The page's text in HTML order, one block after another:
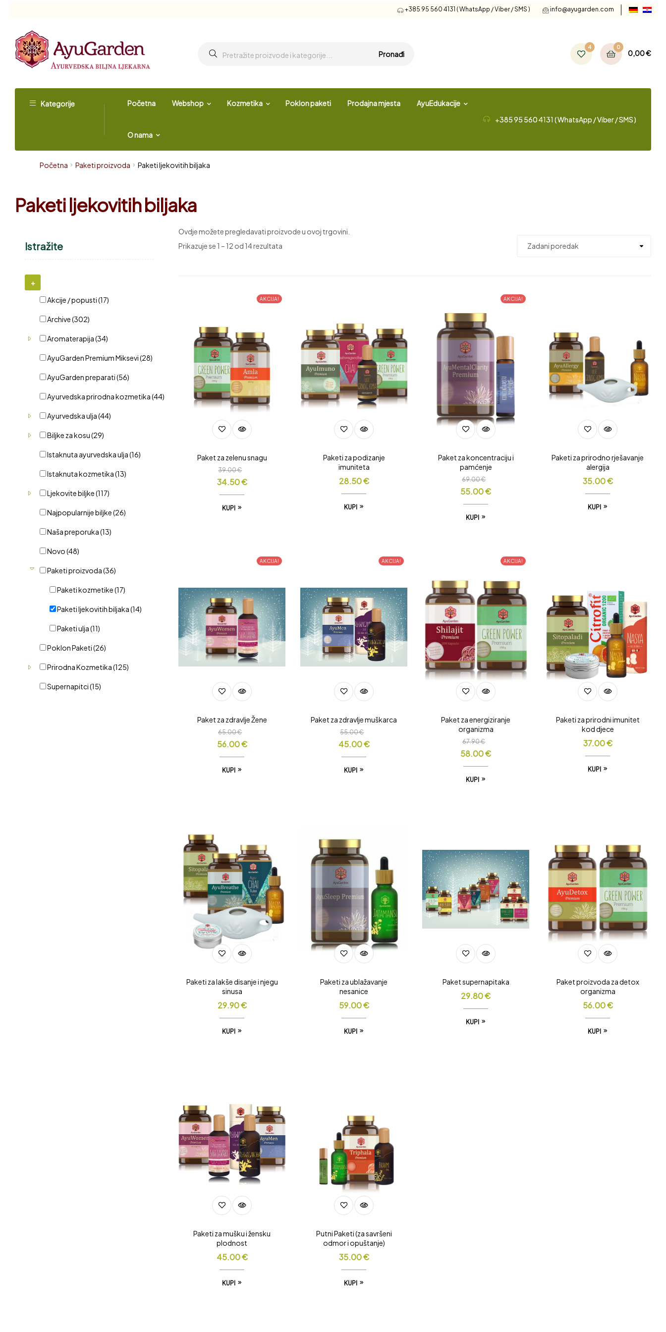
+385 95 560 4131 ( WhatsApp / Viber / SMS ) info@ayugarden.com
Pronađi
4 0
0,00€
Kategorije Početna Webshop Kozmetika Poklon paketi Prodajna mjesta AyuEdukacije
O nama
+385 95 560 4131 ( WhatsApp / Viber / SMS )
Početna Paketi proizvoda Paketi ljekovitih biljaka
Paketi ljekovitih biljaka
Ovdje možete pregledavati proizvode u ovoj trgovini.
Prikazuje se 1 – 12 od 14 rezultata
AKCIJA!
Paket za zelenu snagu
39.00€
34.50€
KUPI
Paketi za podizanje
imuniteta
28.50€
KUPI
AKCIJA!
Paket za koncentraciju i
pamćenje
69.00€
55.00€
KUPI
Paketi za prirodno rješavanje
alergija
35.00€
KUPI
AKCIJA!
Paket za zdravlje Žene
65.00€
56.00€
KUPI
AKCIJA!
Paket za zdravlje muškarca
55.00€
45.00€
KUPI
AKCIJA!
Paket za energiziranje
organizma
67.90€
58.00€
KUPI
Paketi za prirodni imunitet
kod djece
37.00€
KUPI
Paketi za lakše disanje i njegu
sinusa
29.90€
KUPI
Paketi za ublažavanje
nesanice
59.00€
KUPI
Paket supernapitaka
29.80€
KUPI
Paket proizvoda za detox
organizma
56.00€
KUPI
Paketi za mušku i žensku
plodnost
45.00€
KUPI
Putni Paketi (za savršeni
odmor i opuštanje)
35.00€
KUPI
Istražite
+
Akcije / popusti(17)
Archive(302)
Aromaterapija(34)
AyuGarden Premium Miksevi(28)
AyuGarden preparati(56)
Ayurvedska prirodna kozmetika(44)
Ayurvedska ulja(44)
Biljke za kosu(29)
Istaknuta ayurvedska ulja(16)
Istaknuta kozmetika(13)
Ljekovite biljke(117)
Najpopularnije biljke(26)
Naša preporuka(13)
Novo(48)
Paketi proizvoda(36)
Paketi kozmetike(17)
Paketi ljekovitih biljaka(14)
Paketi ulja(11)
Poklon Paketi(26)
Prirodna Kozmetika(125)
Supernapitci(15)